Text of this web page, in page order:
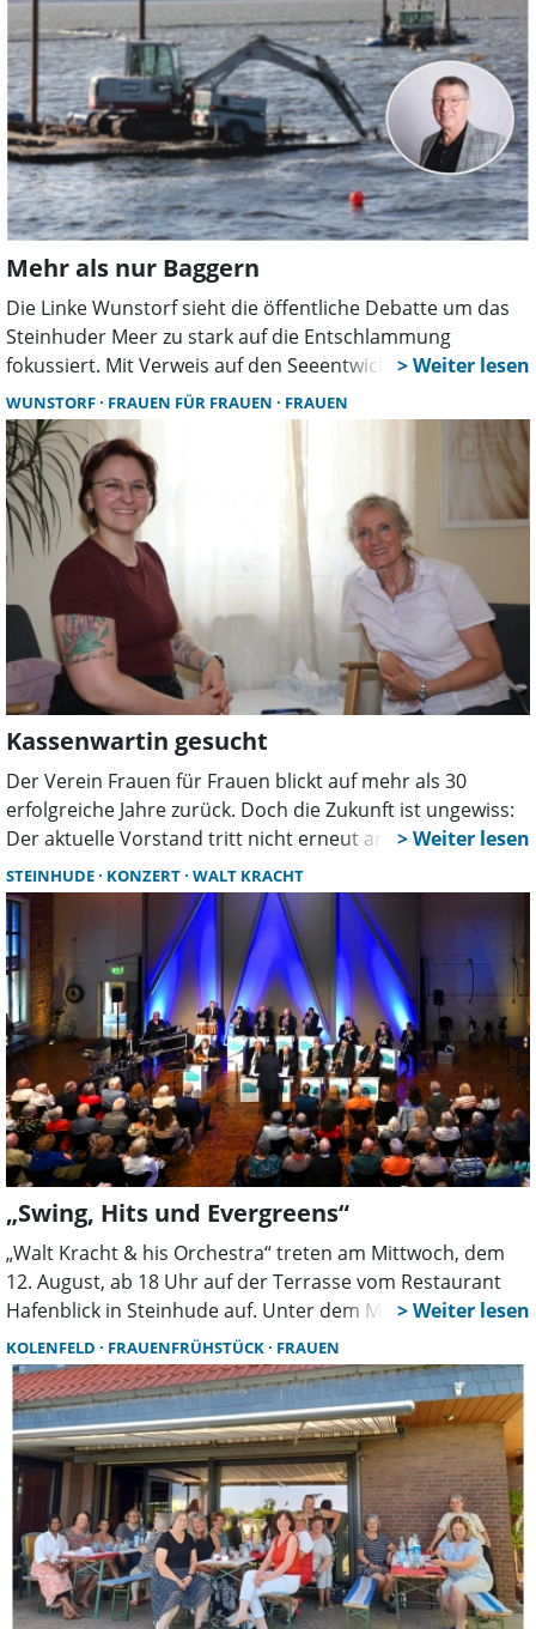
Mehr als nur Baggern
Die Linke Wunstorf sieht die öffentliche Debatte um das
Steinhuder Meer zu stark auf die Entschlammung
fokussiert. Mit Verweis auf den Seeentwicklungsplan
fordert die Partei, die Ursachen der Verschlammung
stärker zu bekämpfen und kommunale
Handlungsmöglichkeiten konsequent zu nutzen.
WUNSTORF FRAUEN FÜR FRAUEN FRAUEN
Kassenwartin gesucht
Der Verein Frauen für Frauen blickt auf mehr als 30
erfolgreiche Jahre zurück. Doch die Zukunft ist ungewiss:
Der aktuelle Vorstand tritt nicht erneut an. Für fast alle
Posten gibt es bereits Interessentinnen. Jetzt wird
dringend eine Kassenwartin gesucht, damit die
Vereinsarbeit weitergehen kann.
STEINHUDE KONZERT WALT KRACHT
„Swing, Hits und Evergreens“
„Walt Kracht & his Orchestra“ treten am Mittwoch, dem
12. August, ab 18 Uhr auf der Terrasse vom Restaurant
Hafenblick in Steinhude auf. Unter dem Motto „Swing, Hits
& Evergreens” präsentiert die Formation ein vielseitiges
Musikprogramm, welches Generationen verbindet.
KOLENFELD FRAUENFRÜHSTÜCK FRAUEN